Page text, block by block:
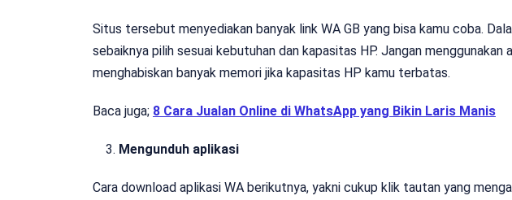
Situs tersebut menyediakan banyak link WA GB yang bisa kamu coba.
sebaiknya pilih sesuai kebutuhan dan kapasitas HP. Jangan menggunakan
menghabiskan banyak memori jika kapasitas HP kamu terbatas.
Baca juga; 8 Cara Jualan Online di WhatsApp yang Bikin Laris Manis
Mengunduh aplikasi
Cara download aplikasi WA berikutnya, yakni cukup klik tautan yang